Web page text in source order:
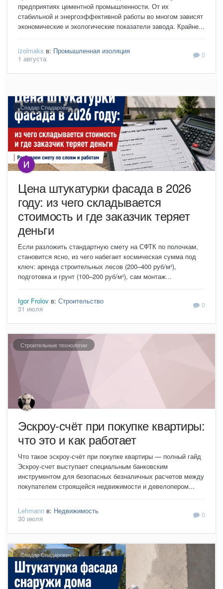
предприятиях цементной промышленности. От их
стабильной и энергоэффективной работы во многом зависят
экономические и экологические показатели завода. Крайне...
izolmaks в: Промышленная изоляция
1 августа
0
Спадар Спадарович
Цена штукатурки фасада в 2026
году: из чего складывается
стоимость и где заказчик теряет
деньги
Если разложить стандартную смету на СФТК по полочкам,
становится ясно, из чего набегает космическая сумма под
ключ: аренда строительных лесов (200–400 руб/м²),
подготовка и грунт (100–200 руб/м²), сам монтаж...
Igor Frolov в: Строительство
31 июля
0
Строительные технологии
Эскроу-счёт при покупке квартиры:
что это и как работает
Что такое эскроу-счёт при покупке квартиры — полный гайд
Эскроу-счет выступает специальным банковским
инструментом для безопасных безналичных расчетов между
покупателем строящейся недвижимости и девелопером...
Lehmann в: Недвижимость
30 июля
0
Спадар Спадарович